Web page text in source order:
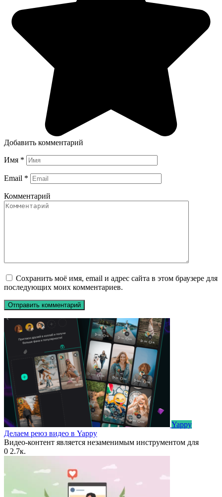
Добавить комментарий
Имя *
Email *
Комментарий
Сохранить моё имя, email и адрес сайта в этом браузере для
последующих моих комментариев.
Yappy
Делаем реюз видео в Yappy
Видео-контент является незаменимым инструментом для
0 2.7к.